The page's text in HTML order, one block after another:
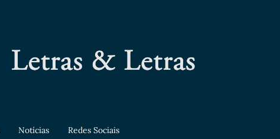
Notícias Redes Sociais